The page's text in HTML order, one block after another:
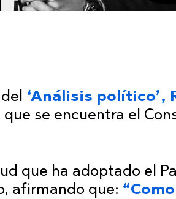
‘Análisis político’,
se encuentra el
que ha adoptado el
afirmando que: